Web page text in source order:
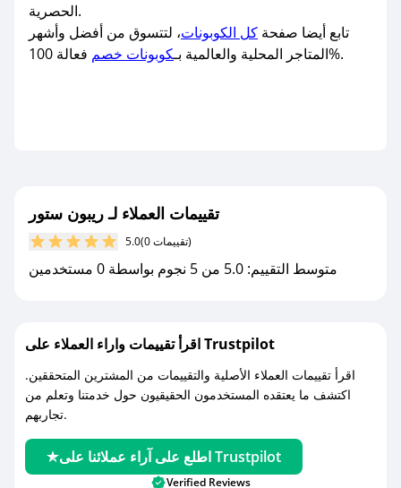
الحصرية.
تابع أيضا صفحة كل الكوبونات، لتتسوق من أفضل وأشهر
المتاجر المحلية والعالمية بـكوبونات خصم فعالة 100%.
تقييمات العملاء لـ ريبون ستور
5.0 (0 تقييمات)
متوسط التقييم: 5.0 من 5 نجوم بواسطة 0 مستخدمين
اقرأ تقييمات واراء العملاء على Trustpilot
اقرأ تقييمات العملاء الأصلية والتقييمات من المشترين المتحققين.
اكتشف ما يعتقده المستخدمون الحقيقيون حول خدمتنا وتعلم من
تجاربهم.
اطلع على آراء عملائنا على Trustpilot
Verified Reviews